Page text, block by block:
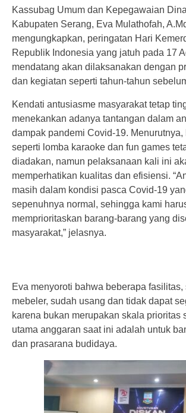
Kassubag Umum dan Kepegawaian
Kabupaten Serang, Eva Mulathofah,
mengungkapkan, peringatan Hari
Republik Indonesia yang jatuh pada 17
mendatang akan dilaksanakan dengan
dan kegiatan seperti tahun-tahun
Kendati antusiasme masyarakat tetap
menekankan adanya tantangan dalam
dampak pandemi Covid-19. Menurutnya,
seperti lomba karaoke dan fun games
diadakan, namun pelaksanaan kali ini
memperhatikan kualitas dan efisiensi.
masih dalam kondisi pasca Covid-19
sepenuhnya normal, sehingga kami
memprioritaskan barang-barang yang
masyarakat,” jelasnya.
Eva menyoroti bahwa beberapa fasilitas,
mebeler, sudah usang dan tidak dapat
karena bukan merupakan skala prioritas
utama anggaran saat ini adalah untuk
dan prasarana budidaya.